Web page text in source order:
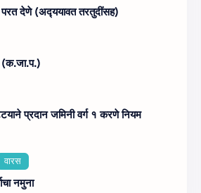
आकारी पड जमिनी परत देणे (अद्‍ययावत तरतुदींसह)
प्रदान जमिनी वर्ग १ करणे नियम
नमुना